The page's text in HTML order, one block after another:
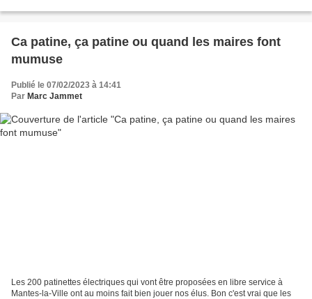
Ca patine, ça patine ou quand les maires font
mumuse
Publié le 07/02/2023 à 14:41
Par Marc Jammet
Les 200 patinettes électriques qui vont être proposées en libre service à
Mantes-la-Ville ont au moins fait bien jouer nos élus. Bon c'est vrai que les